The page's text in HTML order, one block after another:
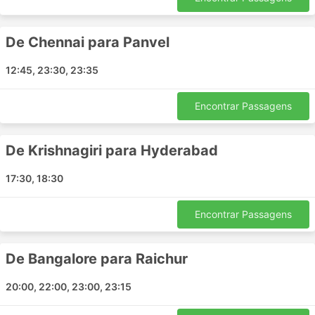
Mantralayam - Bangalore
Bangalore - Gooty
Naidupeta - Bangalore
Bangalore - Manipal
Bangalore - Chittoor
Bangalore - Davanagere
Vellore - Hosur
Nellore - Bangalore
Adoni - Bangalore
Chennai - Ambur
Preços de Passagens e Classes de
De Chennai para Panvel
12:45, 23:30, 23:35
Encontrar Passagens
De Krishnagiri para Hyderabad
17:30, 18:30
Encontrar Passagens
De Bangalore para Raichur
20:00, 22:00, 23:00, 23:15